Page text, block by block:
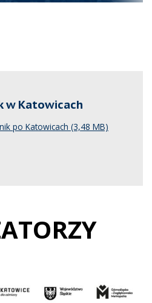
w Katowicach
po Katowicach